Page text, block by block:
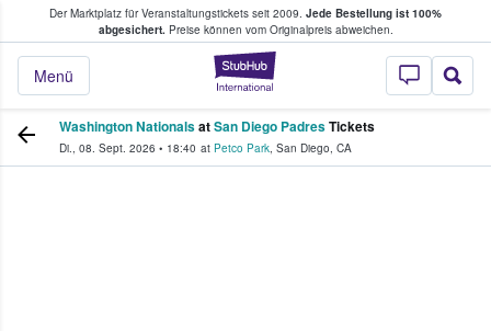
Der Marktplatz für Veranstaltungstickets seit 2009. Jede Bestellung ist 100%
abgesichert.Preise können vom Originalpreis abweichen.
StubHub - Wo
Menü
Tickets kaufen & verkaufen
Washington NationalsatSan Diego PadresTickets
Di., 08. Sept. 2026 • 18:40 at Petco Park, San Diego, CA